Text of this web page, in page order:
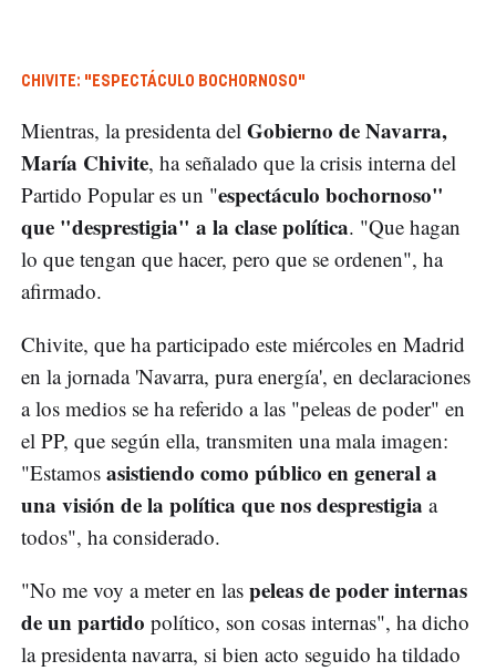
CHIVITE: "ESPECTÁCULO BOCHORNOSO"
Mientras, la presidenta del Gobierno de Navarra,
María Chivite, ha señalado que la crisis interna del
Partido Popular es un "espectáculo bochornoso"
que "desprestigia" a la clase política. "Que hagan
lo que tengan que hacer, pero que se ordenen", ha
afirmado.
Chivite, que ha participado este miércoles en Madrid
en la jornada 'Navarra, pura energía', en declaraciones
a los medios se ha referido a las "peleas de poder" en
el PP, que según ella, transmiten una mala imagen:
"Estamos asistiendo como público en general a
una visión de la política que nos desprestigia a
todos", ha considerado.
"No me voy a meter en las peleas de poder internas
de un partido político, son cosas internas", ha dicho
la presidenta navarra, si bien acto seguido ha tildado